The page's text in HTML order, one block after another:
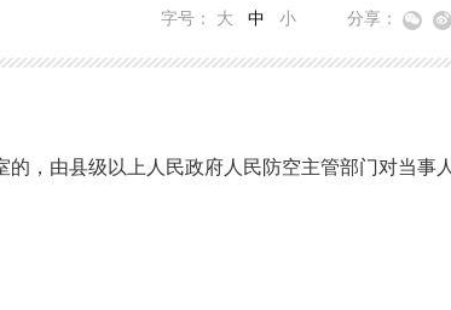
字号： 大 中 小 分享：
，由县级以上人民政府人民防空主管部门对当事